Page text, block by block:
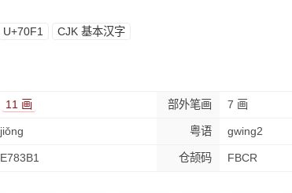
U+70F1 CJK 基本汉字
11 画 部外笔画 7 画
jiǒng 粤语 gwing2
E783B1 仓颉码 FBCR